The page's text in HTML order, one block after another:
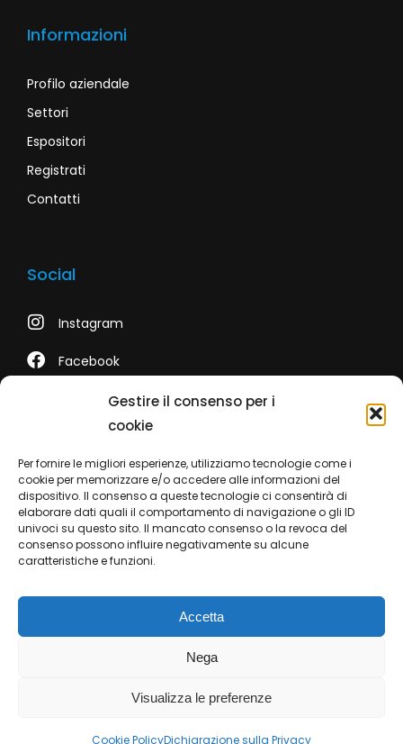
Gestire il consenso per i
cookie
Per fornire le migliori esperienze, utilizziamo tecnologie come i
cookie per memorizzare e/o accedere alle informazioni del
dispositivo. Il consenso a queste tecnologie ci consentirà di
elaborare dati quali il comportamento di navigazione o gli ID
univoci su questo sito. Il mancato consenso o la revoca del
consenso possono influire negativamente su alcune
caratteristiche e funzioni.
Accetta
Nega
Visualizza le preferenze
Cookie PolicyDichiarazione sulla Privacy
Informazioni
Profilo aziendale
Settori
Espositori
Registrati
Contatti
Social
Instagram
Facebook
Youtube
TikTok
Contatti
Telefono +39 0422 350 065
WhatsApp +39 0422 350 065